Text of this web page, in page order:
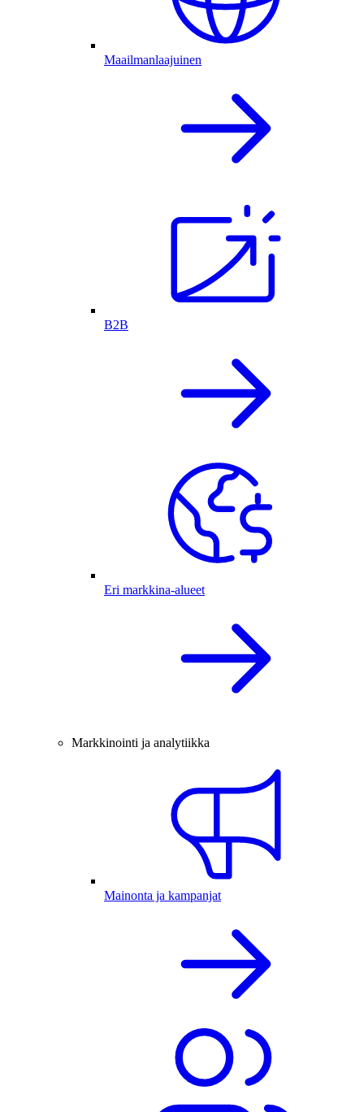
Maailmanlaajuinen
B2B
Eri markkina-alueet
Markkinointi ja analytiikka
Mainonta ja kampanjat